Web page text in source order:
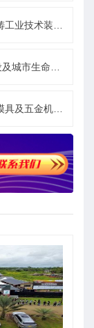
博览会6月18举办
安全线展览会
博览会6月18举办